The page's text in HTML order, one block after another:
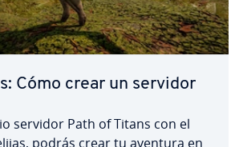
Cómo crear un servidor
servidor Path of Titans con el
podrás crear tu aventura en